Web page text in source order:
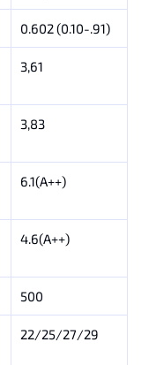
0.602 (0.10-.91)
3,61
3,83
6.1(А++)
4.6(А++)
500
22/25/27/29